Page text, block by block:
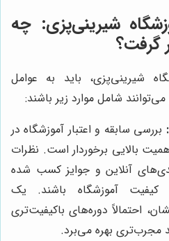
شیرینی‌پزی: چه
گرفت؟
شیرینی‌پزی، باید به عوامل
شامل موارد زیر باشند:
بررسی سابقه و اعتبار آموزشگاه در
بالایی برخوردار است. نظرات
آنلاین و جوایز کسب شده
کیفیت آموزشگاه باشند. یک
احتمالاً دوره‌های باکیفیت‌تری
مجرب‌تری بهره می‌برد.